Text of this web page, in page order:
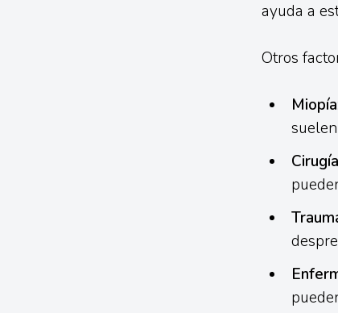
ayuda a
Otros
Miopía